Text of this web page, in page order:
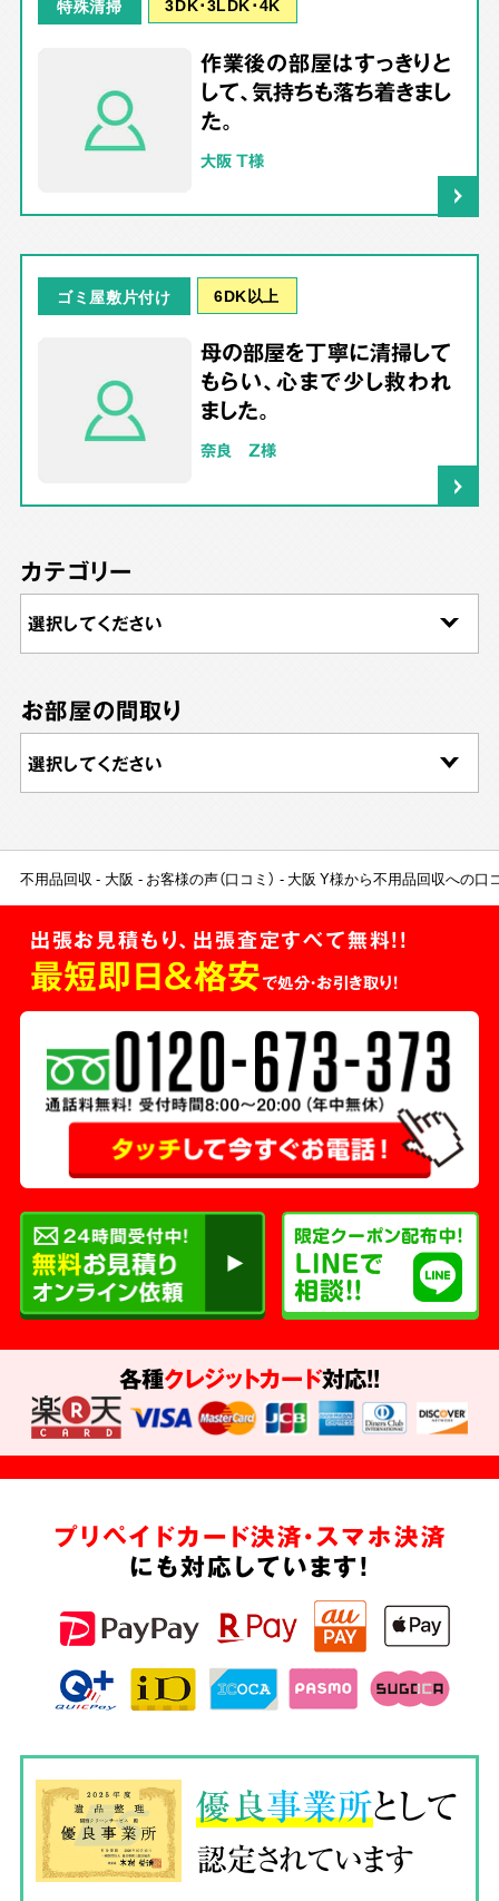
特殊清掃
作業後の部屋はすっきりと
して、気持ちも落ち着きまし
た。
大阪 T様
ゴミ屋敷片付け 6DK以上
母の部屋を丁寧に清掃して
もらい、心まで少し救われ
ました。
奈良 Z様
カテゴリー
お部屋の間取り
不用品回収 大阪 お客様の声（口コミ） 大阪 Y様から不用品回収への口
出張お見積もり、出張査定すべて無料!!
最短即日＆格安で処分・お引き取り！
各種クレジットカード対応!!
プリペイドカード決済・スマホ決済
にも対応しています!
優良事業所として
認定されています